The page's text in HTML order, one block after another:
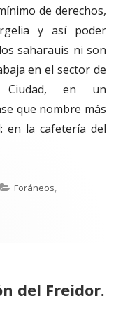
de derechos,
y así poder
saharauis ni son
en el sector de
en un
que nombre más
en la cafetería del
Categorías
Foráneos,
del Freidor.